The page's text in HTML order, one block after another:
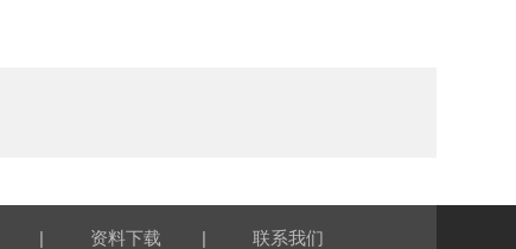
| 资料下载 | 联系我们